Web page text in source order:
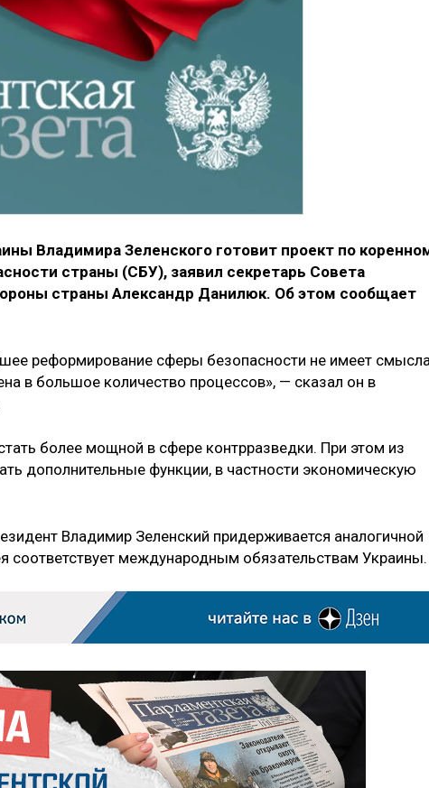
Владимира Зеленского готовит проект по
страны (СБУ), заявил секретарь Совета
страны Александр Данилюк. Об этом сообщает
реформирование сферы безопасности не имеет
в большое количество процессов», — сказал он в
более мощной в сфере контрразведки. При этом из
дополнительные функции, в частности экономическую
Владимир Зеленский придерживается аналогичной
соответствует международным обязательствам Украины.